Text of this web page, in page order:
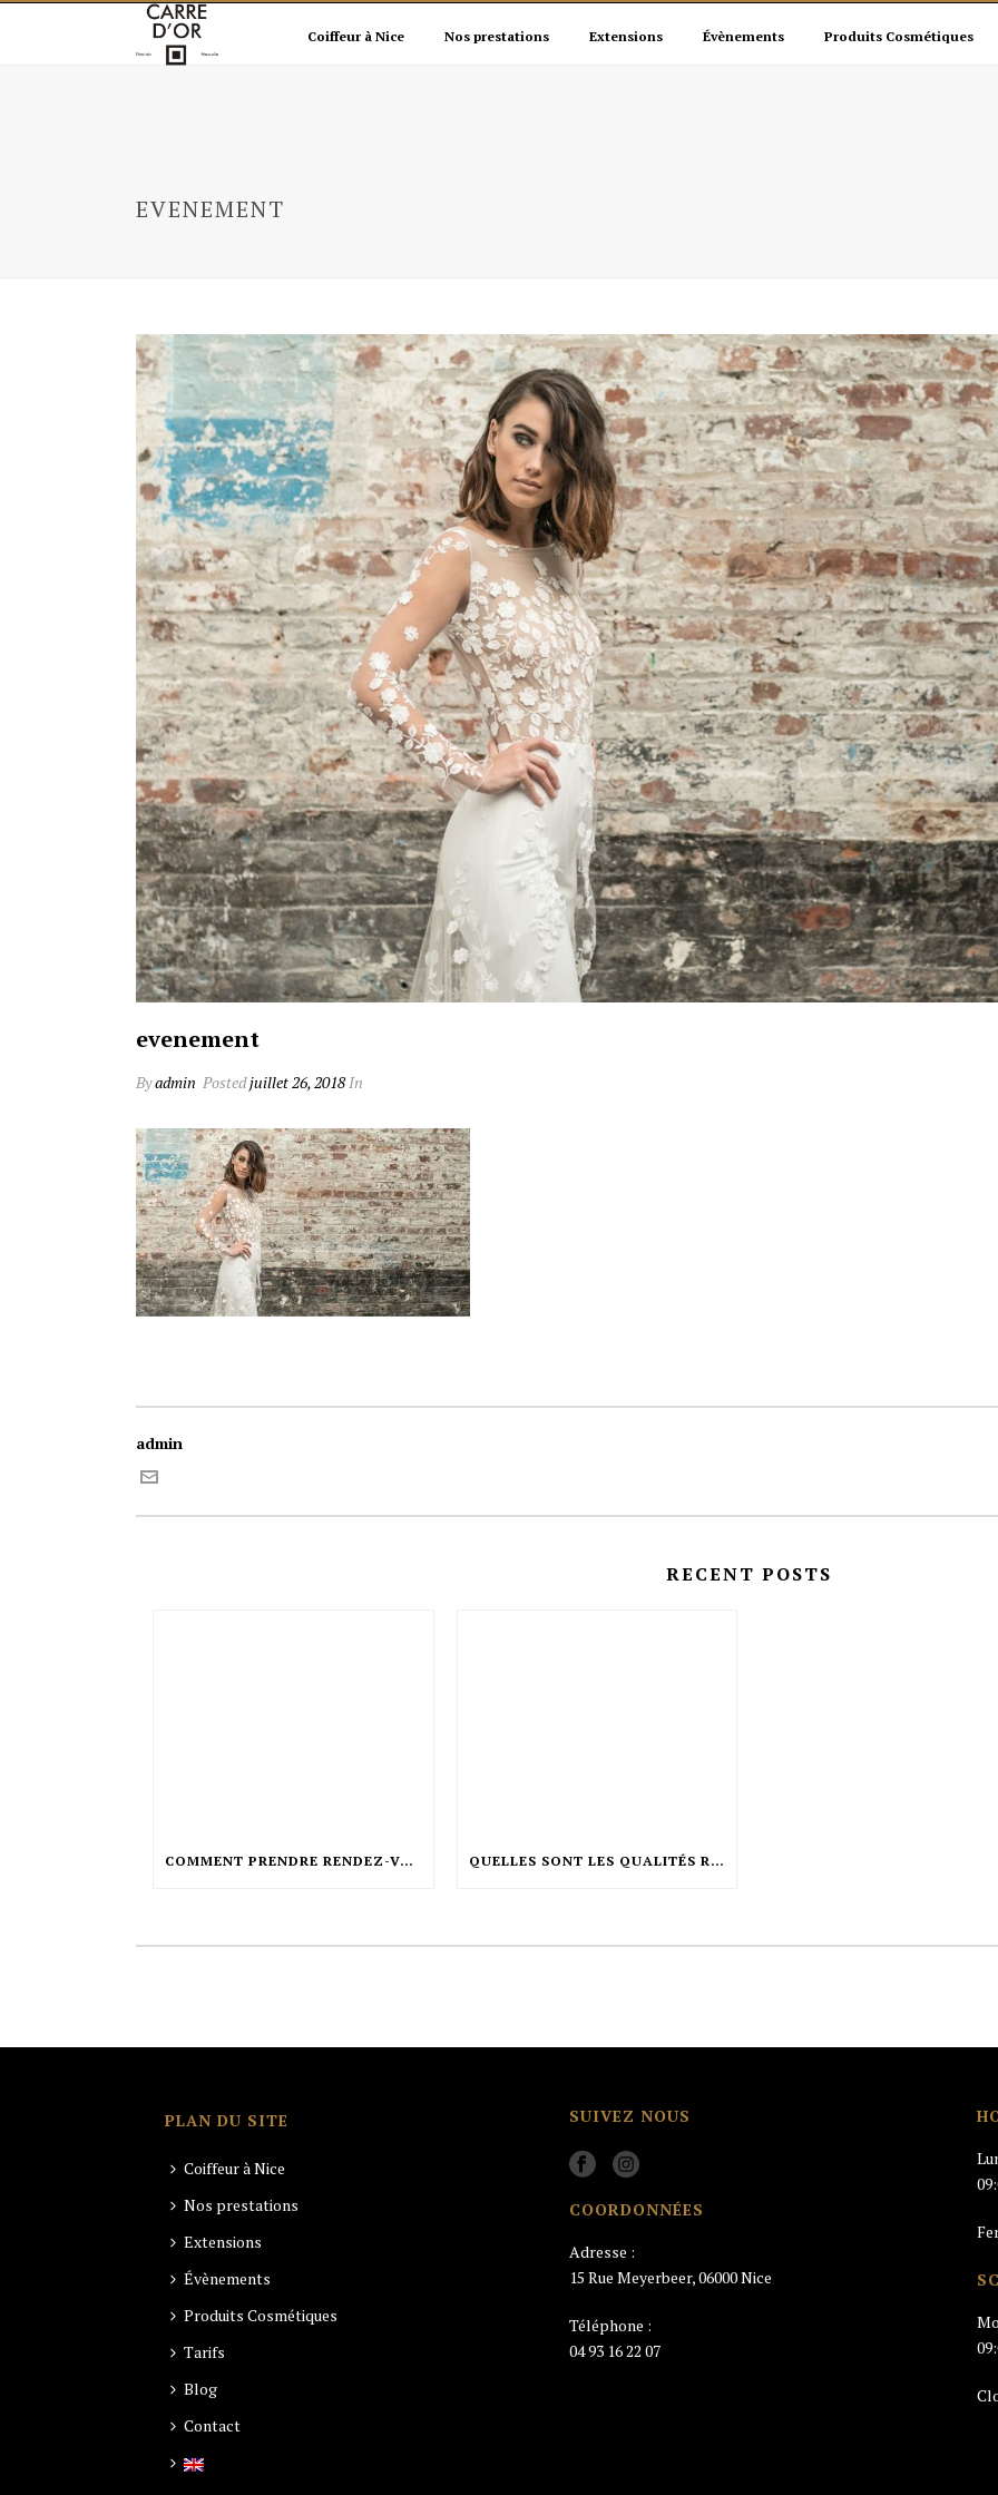
Coiffeur à Nice Nos prestations Extensions Évènements Produits Cosmétiques
EVENEMENT
evenement
Byadmin Postedjuillet 26, 2018In
admin
RECENT POSTS
COMMENT PRENDRE RENDEZ-VOUS CHEZ LE COIFFEUR ? QUELLES SONT LES QUALITÉS REQUISES POUR ÊTRE COIFFEUR ?
PLAN DU SITE
Coiffeur à Nice
Nos prestations
Extensions
Évènements
Produits Cosmétiques
Tarifs
Blog
Contact
SUIVEZ NOUS
COORDONNÉES
Adresse :
15 Rue Meyerbeer, 06000 Nice
Téléphone :
04 93 16 22 07